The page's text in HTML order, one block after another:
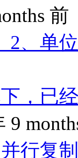
前
2、单
，已
9
行复